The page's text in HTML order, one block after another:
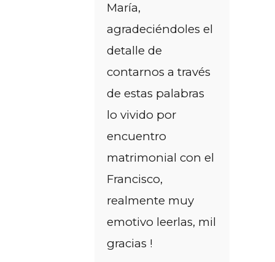
María,
agradeciéndoles el
detalle de
contarnos a través
de estas palabras
lo vivido por
encuentro
matrimonial con el
Francisco,
realmente muy
emotivo leerlas, mil
gracias !